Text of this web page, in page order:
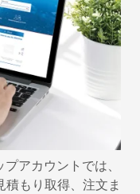
アカウントでは、
もり取得、注文ま